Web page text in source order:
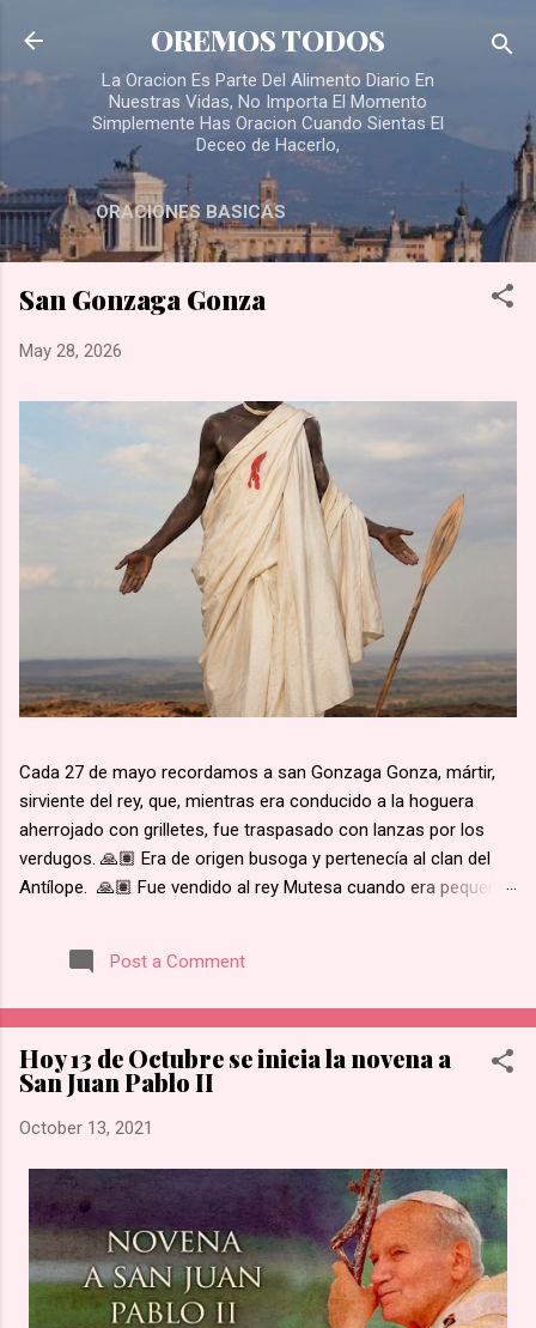
Skip to main content
OREMOS TODOS
La Oracion Es Parte Del Alimento Diario En
Nuestras Vidas, No Importa El Momento
Simplemente Has Oracion Cuando Sientas El
Deceo de Hacerlo,
ORACIONES BASICAS
San Gonzaga Gonza
May 28, 2026
Cada 27 de mayo recordamos a san Gonzaga Gonza, mártir,
sirviente del rey, que, mientras era conducido a la hoguera
aherrojado con grilletes, fue traspasado con lanzas por los
verdugos. 🙏🏽 Era de origen busoga y pertenecía al clan del
Antílope. 🙏🏽 Fue vendido al rey Mutesa cuando era pequeño,
custodia de los prisioneros. 🙏🏽 Recibió instrucción religiosa
de los Padres Blancos. 🙏🏽 Recibió el bautismo al día
Cuando el rey de Burgunda, hoy Uganda, le ordenó retractarse
de su fe, rehusó. Junto con otros mártires se le condujo en
una marcha hacia la aldea de Namugongo, a unos 60 kms de
su hogar. 🙏🏽 Según la costumbre, se ejecutaba a un
por el mal estado en que se encontraba. 🙏🏽 Murió en
Lubawo, fue alanceado y decapitado y sus restos dejados al
borde del camino....
Post a Comment
Hoy 13 de Octubre se inicia la novena a
San Juan Pablo II
October 13, 2021